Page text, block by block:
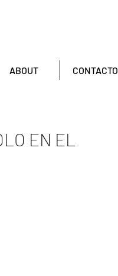
ABOUT CONTACTO
EN EL